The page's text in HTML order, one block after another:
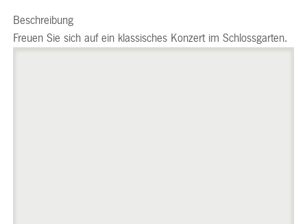
Beschreibung
Freuen Sie sich auf ein klassisches Konzert im Schlossgarten.